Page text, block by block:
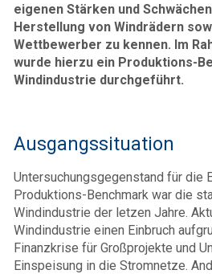
eigenen Stärken und
Herstellung von Windrädern
Wettbewerber zu kennen. Im
wurde hierzu ein Produktions-
Windindustrie durchgeführt.
Ausgangssituation
Untersuchungsgegenstand für die
Produktions-Benchmark war die
Windindustrie der letzen Jahre.
Windindustrie einen Einbruch
Finanzkrise für Großprojekte und
Einspeisung in die Stromnetze.